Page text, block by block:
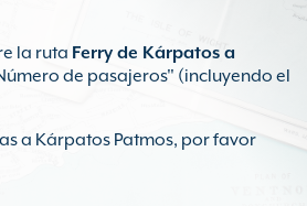
la ruta Ferry de Kárpatos a
de pasajeros" (incluyendo el
a Kárpatos Patmos, por favor